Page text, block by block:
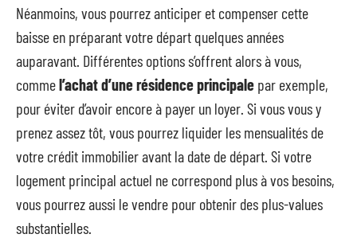
Néanmoins, vous pourrez anticiper et compenser cette
baisse en préparant votre départ quelques années
auparavant. Différentes options s’offrent alors à vous,
commel’achat d’une résidence principale par exemple,
pour éviter d’avoir encore à payer un loyer. Si vous vous y
prenez assez tôt, vous pourrez liquider les mensualités de
votre crédit immobilier avant la date de départ. Si votre
logement principal actuel ne correspond plus à vos besoins,
vous pourrez aussi le vendre pour obtenir des plus-values
substantielles.